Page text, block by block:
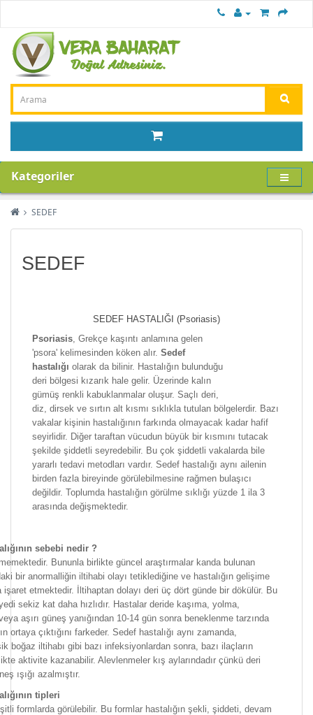
Kategoriler
SEDEF
SEDEF
SEDEF HASTALIĞI (Psoriasis)
Psoriasis, Grekçe kaşıntı anlamına gelen
'psora' kelimesinden köken alır. Sedef
hastalığı olarak da bilinir. Hastalığın bulunduğu
deri bölgesi kızarık hale gelir. Üzerinde kalın
gümüş renkli kabuklanmalar oluşur. Saçlı deri,
diz, dirsek ve sırtın alt kısmı sıklıkla tutulan bölgelerdir. Bazı
vakalar kişinin hastalığının farkında olmayacak kadar hafif
seyirlidir. Diğer taraftan vücudun büyük bir kısmını tutacak
şekilde şiddetli seyredebilir. Bu çok şiddetli vakalarda bile
yararlı tedavi metodları vardır. Sedef hastalığı aynı ailenin
birden fazla bireyinde görülebilmesine rağmen bulaşıcı
değildir. Toplumda hastalığın görülme sıklığı yüzde 1 ila 3
arasında değişmektedir.
sebebi nedir ?
Bununla birlikte güncel araştırmalar kanda bulunan
bir anormalliğin iltihabi olayı tetiklediğine ve hastalığın gelişime
işaret etmektedir. İltihaptan dolayı deri üç dört günde bir dökülür. Bu
sekiz kat daha hızlıdır. Hastalar deride kaşıma, yolma,
aşırı güneş yanığından 10-14 gün sonra beneklenme tarzında
ortaya çıktığını farkeder. Sedef hastalığı aynı zamanda,
boğaz iltihabı gibi bazı infeksiyonlardan sonra, bazı ilaçların
aktivite kazanabilir. Alevlenmeler kış aylarındadır çünkü deri
ışığı azalmıştır.
tipleri
formlarda görülebilir. Bu formlar hastalığın şekli, şiddeti, devam